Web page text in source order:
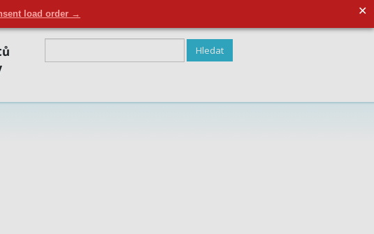
load order → ✕
se | Registrovat se